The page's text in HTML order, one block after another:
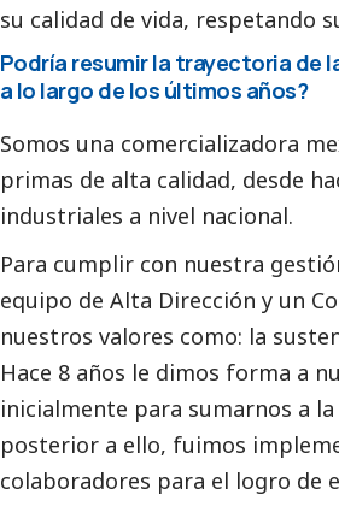
su calidad de vida, respetando
Podría resumir la trayectoria de
a lo largo de los últimos años?
Somos una comercializadora
primas de alta calidad, desde
industriales a nivel nacional.
Para cumplir con nuestra
equipo de Alta Dirección y un
nuestros valores como: la
Hace 8 años le dimos forma a
inicialmente para sumarnos a
posterior a ello, fuimos
colaboradores para el logro de